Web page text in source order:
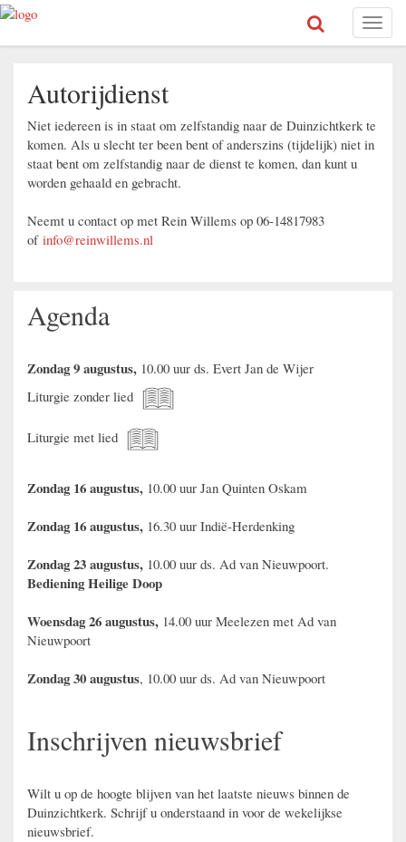
Autorijdienst
Niet iedereen is in staat om zelfstandig naar de Duinzichtkerk te
komen. Als u slecht ter been bent of anderszins (tijdelijk) niet in
staat bent om zelfstandig naar de dienst te komen, dan kunt u
worden gehaald en gebracht.
Neemt u contact op met Rein Willems op 06-14817983
of info@reinwillems.nl
Agenda
Zondag 9 augustus, 10.00 uur ds. Evert Jan de Wijer
Liturgie zonder lied
Liturgie met lied
Zondag 16 augustus, 10.00 uur Jan Quinten Oskam
Zondag 16 augustus, 16.30 uur Indië-Herdenking
Zondag 23 augustus, 10.00 uur ds. Ad van Nieuwpoort.
Bediening Heilige Doop
Woensdag 26 augustus, 14.00 uur Meelezen met Ad van
Nieuwpoort
Zondag 30 augustus, 10.00 uur ds. Ad van Nieuwpoort
Inschrijven nieuwsbrief
Wilt u op de hoogte blijven van het laatste nieuws binnen de
Duinzichtkerk. Schrijf u onderstaand in voor de wekelijkse
nieuwsbrief.